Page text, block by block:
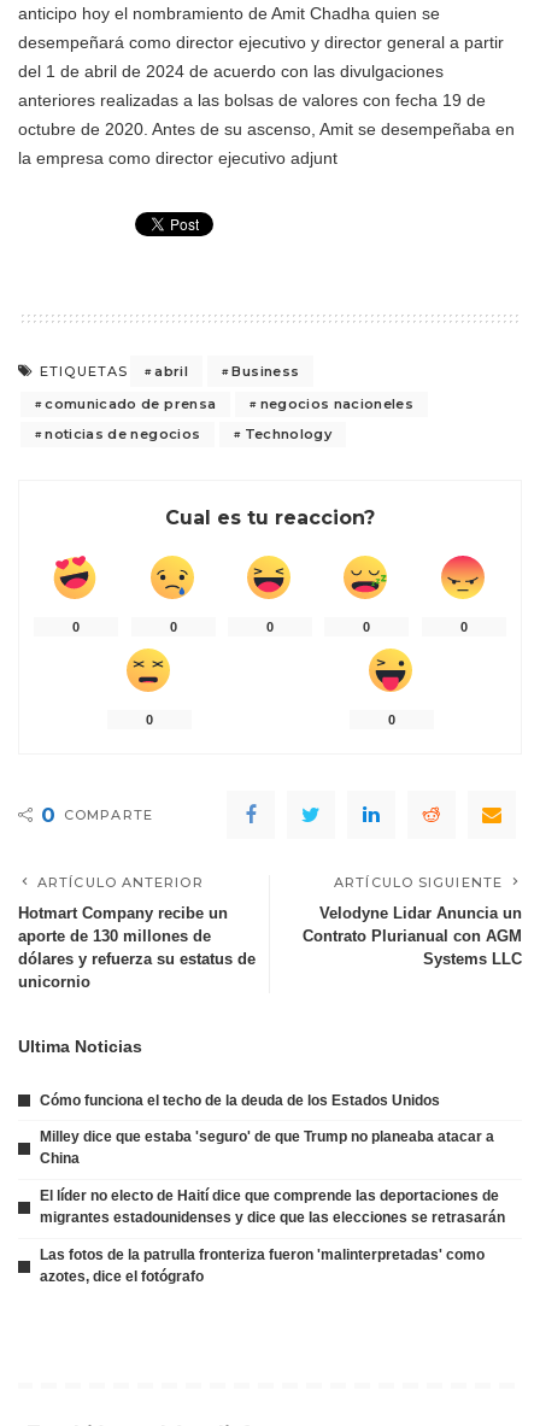
anticipo hoy el nombramiento de Amit Chadha quien se
desempeñará como director ejecutivo y director general a partir
del 1 de abril de 2024 de acuerdo con las divulgaciones
anteriores realizadas a las bolsas de valores con fecha 19 de
octubre de 2020. Antes de su ascenso, Amit se desempeñaba en
la empresa como director ejecutivo adjunt
ETIQUETAS abril
Business
comunicado de prensa
negocios nacioneles
noticias de negocios
Technology
Cual es tu reaccion?
0 0 0 0 0
0 0
0 COMPARTE
ARTÍCULO ANTERIOR
Hotmart Company recibe un
aporte de 130 millones de
dólares y refuerza su estatus de
unicornio
ARTÍCULO SIGUIENTE
Velodyne Lidar Anuncia un
Contrato Plurianual con AGM
Systems LLC
Ultima Noticias
Cómo funciona el techo de la deuda de los Estados Unidos
Milley dice que estaba 'seguro' de que Trump no planeaba atacar a
China
El líder no electo de Haití dice que comprende las deportaciones de
migrantes estadounidenses y dice que las elecciones se retrasarán
Las fotos de la patrulla fronteriza fueron 'malinterpretadas' como
azotes, dice el fotógrafo